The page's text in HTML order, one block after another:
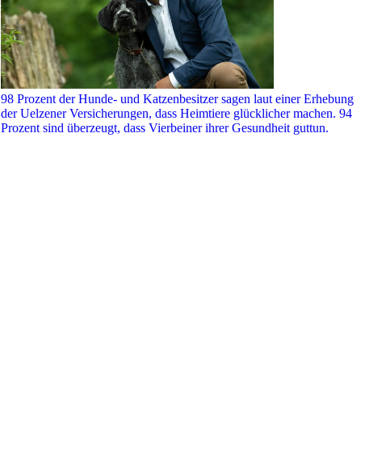
98 Prozent der Hunde- und Katzenbesitzer sagen laut einer Erhebung
der Uelzener Versicherungen, dass Heimtiere glücklicher machen. 94
Prozent sind überzeugt, dass Vierbeiner ihrer Gesundheit guttun.